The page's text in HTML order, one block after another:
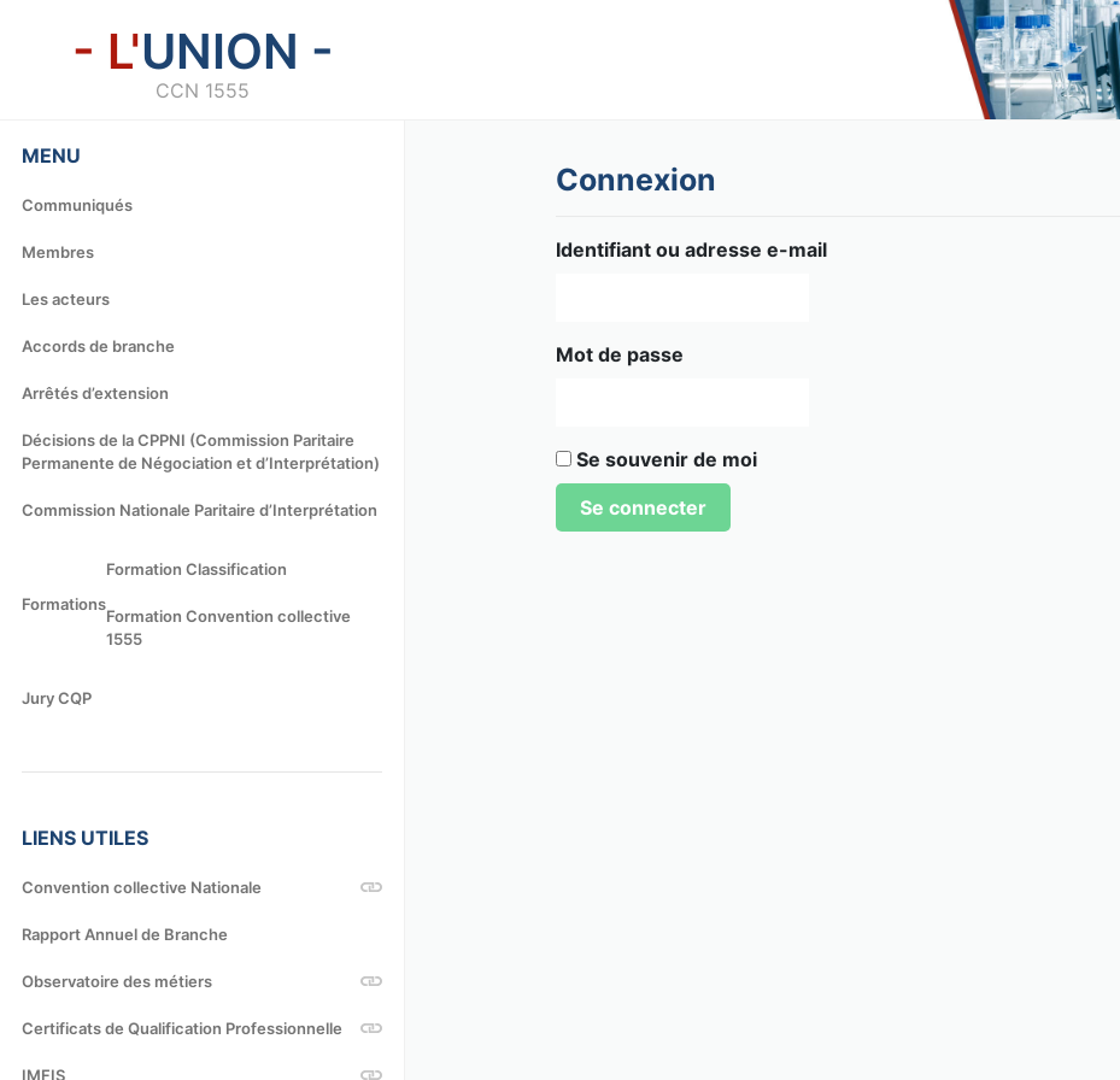
- L'UNION -
CCN 1555
MENU
Communiqués
Membres
Les acteurs
Accords de branche
Arrêtés d’extension
Décisions de la CPPNI (Commission Paritaire
Permanente de Négociation et d’Interprétation)
Commission Nationale Paritaire d’Interprétation
Formations
Formation Classification
Formation Convention collective
1555
Jury CQP
LIENS UTILES
Convention collective Nationale
Rapport Annuel de Branche
Observatoire des métiers
Certificats de Qualification Professionnelle
IMFIS
Connexion
Identifiant ou adresse e-mail
Mot de passe
Se souvenir de moi